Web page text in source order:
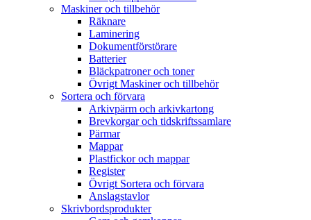
Maskiner och tillbehör
Räknare
Laminering
Dokumentförstörare
Batterier
Bläckpatroner och toner
Övrigt Maskiner och tillbehör
Sortera och förvara
Arkivpärm och arkivkartong
Brevkorgar och tidskriftssamlare
Pärmar
Mappar
Plastfickor och mappar
Register
Övrigt Sortera och förvara
Anslagstavlor
Skrivbordsprodukter